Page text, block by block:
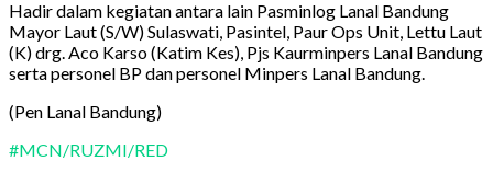
Hadir dalam kegiatan antara lain Pasminlog Lanal Bandung
Mayor Laut (S/W) Sulaswati, Pasintel, Paur Ops Unit, Lettu Laut
(K) drg. Aco Karso (Katim Kes), Pjs Kaurminpers Lanal Bandung
serta personel BP dan personel Minpers Lanal Bandung.
(Pen Lanal Bandung)
#MCN/RUZMI/RED